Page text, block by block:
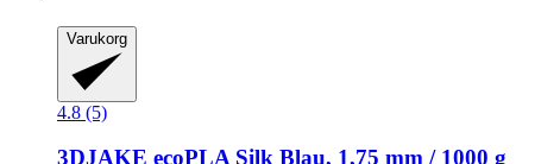
Varukorg
4.8 (5)
3DJAKE ecoPLA Silk Blau, 1,75 mm / 1000 g